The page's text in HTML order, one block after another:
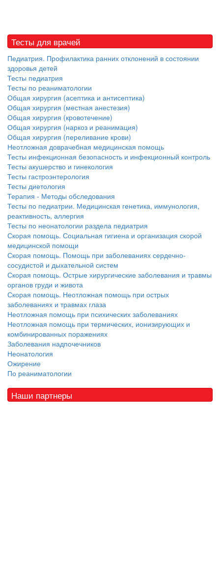
Тесты для врачей
Педиатрия. Профилактика ранних отклонений в состоянии
здоровья детей
Тесты педиатрия
Тесты по реаниматологии
Общая хирургия (асептика и антисептика)
Общая хирургия (местная анестезия)
Общая хирургия (кровотечение)
Общая хирургия (наркоз и реанимация)
Общая хирургия (переливание крови)
Неотложная доврачебная медицинская помощь
Тесты инфекционная безопасность и инфекционный контроль
Тесты акушерство и гинекология
Тесты гастроэнтерология
Тесты диетология
Терапия - Методы обследования
Тесты по педиатрии. Медицинская генетика, иммунология,
реактивность, аллергия
Тесты по неонатологии раздела педиатрия
Скорая помощь. Социальная гигиена и организация скорой
медицинской помощи
Скорая помощь. Помощь при заболеваниях сердечно-
сосудистой и дыхательной систем
Скорая помощь. Острые хирургические заболевания и травмы
органов груди и живота
Скорая помощь. Неотложная помощь при острых
заболеваниях и травмах глаза
Неотложная помощь при психических заболеваниях
Неотложная помощь при термических, ионизирующих и
комбинированных поражениях
Заболевания надпочечников
Неонатология
Ожирение
По реаниматологии
Наши партнеры